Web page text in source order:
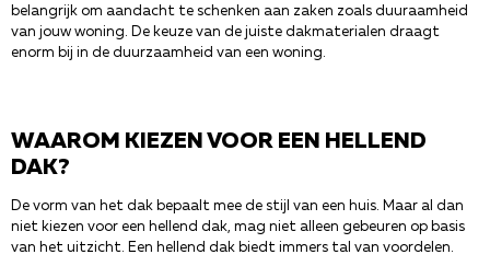
belangrijk om aandacht te schenken aan zaken zoals duuraamheid
van jouw woning. De keuze van de juiste dakmaterialen draagt
enorm bij in de duurzaamheid van een woning.
WAAROM KIEZEN VOOR EEN HELLEND
DAK?
De vorm van het dak bepaalt mee de stijl van een huis. Maar al dan
niet kiezen voor een hellend dak, mag niet alleen gebeuren op basis
van het uitzicht. Een hellend dak biedt immers tal van voordelen.